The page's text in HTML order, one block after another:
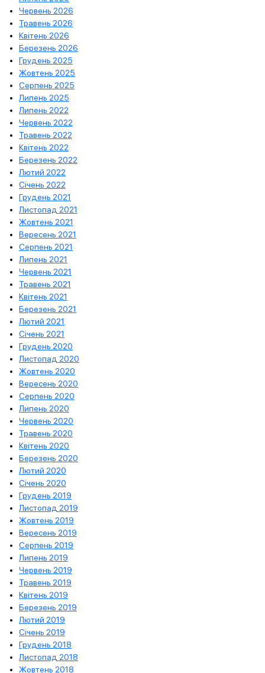
Червень 2026
Травень 2026
Квітень 2026
Березень 2026
Грудень 2025
Жовтень 2025
Серпень 2025
Липень 2025
Липень 2022
Червень 2022
Травень 2022
Квітень 2022
Березень 2022
Лютий 2022
Січень 2022
Грудень 2021
Листопад 2021
Жовтень 2021
Вересень 2021
Серпень 2021
Липень 2021
Червень 2021
Травень 2021
Квітень 2021
Березень 2021
Лютий 2021
Січень 2021
Грудень 2020
Листопад 2020
Жовтень 2020
Вересень 2020
Серпень 2020
Липень 2020
Червень 2020
Травень 2020
Квітень 2020
Березень 2020
Лютий 2020
Січень 2020
Грудень 2019
Листопад 2019
Жовтень 2019
Вересень 2019
Серпень 2019
Липень 2019
Червень 2019
Травень 2019
Квітень 2019
Березень 2019
Лютий 2019
Січень 2019
Грудень 2018
Листопад 2018
Жовтень 2018